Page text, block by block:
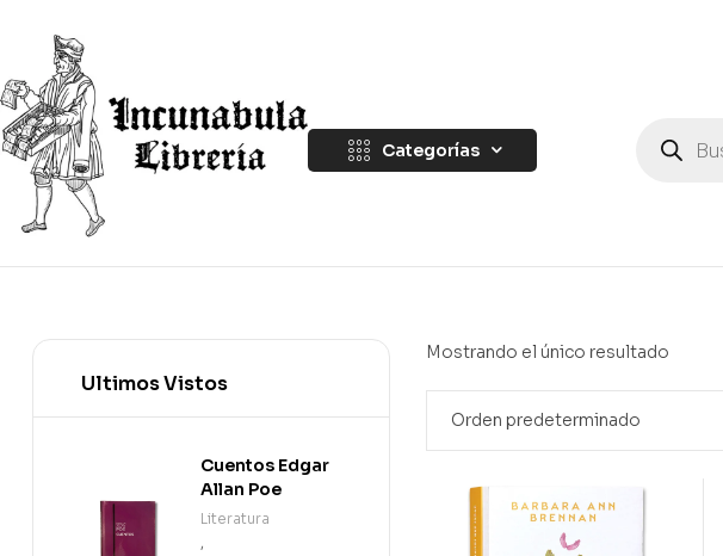
Categorías
Mostrando el único resultado
Ultimos Vistos
Cuentos Edgar
Allan Poe
Literatura
,